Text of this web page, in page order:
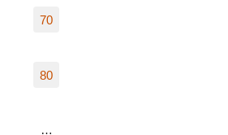
70
80
…